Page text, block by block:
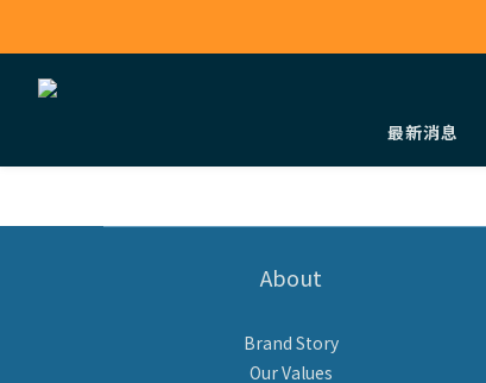
最新消息
About
Brand Story
Our Values